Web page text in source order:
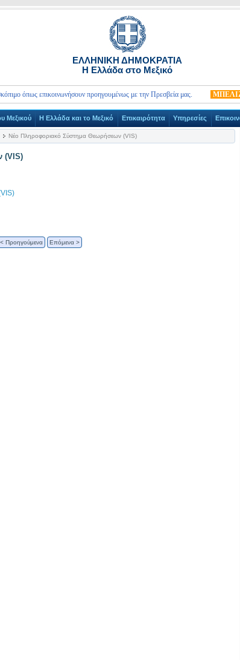
ΕΛΛΗΝΙΚΗ ΔΗΜΟΚΡΑΤΙΑ
Η Ελλάδα στο Μεξικό
επικοινωνήσουν προηγουμένως με την Πρεσβεία μας. ΜΠΕΛΙΖ Οι
Μεξικού Η Ελλάδα και το Μεξικό Επικαιρότητα Υπηρεσίες
Νέο Πληροφοριακό Σύστημα Θεωρήσεων (VIS)
(VIS)
< Προηγούμενα Επόμενα >